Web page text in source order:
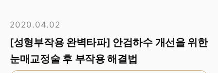
2020.04.02
[성형부작용 완벽타파] 안검하수 개선을 위한
눈매교정술 후 부작용 해결법